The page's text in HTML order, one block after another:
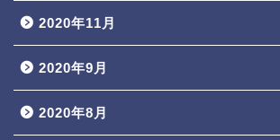
2020年11月
2020年9月
2020年8月